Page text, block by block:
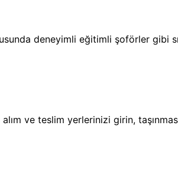
deneyimli eğitimli şoförler gibi
ve teslim yerlerinizi girin,